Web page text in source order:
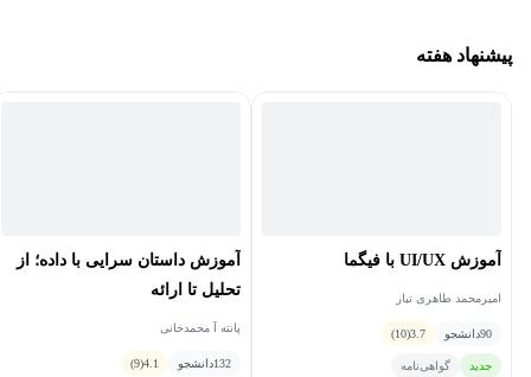
پیشنهاد هفته
آموزش UI/UX با فیگما
امیرمحمد طاهری تبار
90دانشجو 3.7
(10)
جدید گواهی‌نامه
آموزش داستان سرایی با داده؛ از
تحلیل تا ارائه
پانته آ محمدخانی
132دانشجو 4.1
(9)